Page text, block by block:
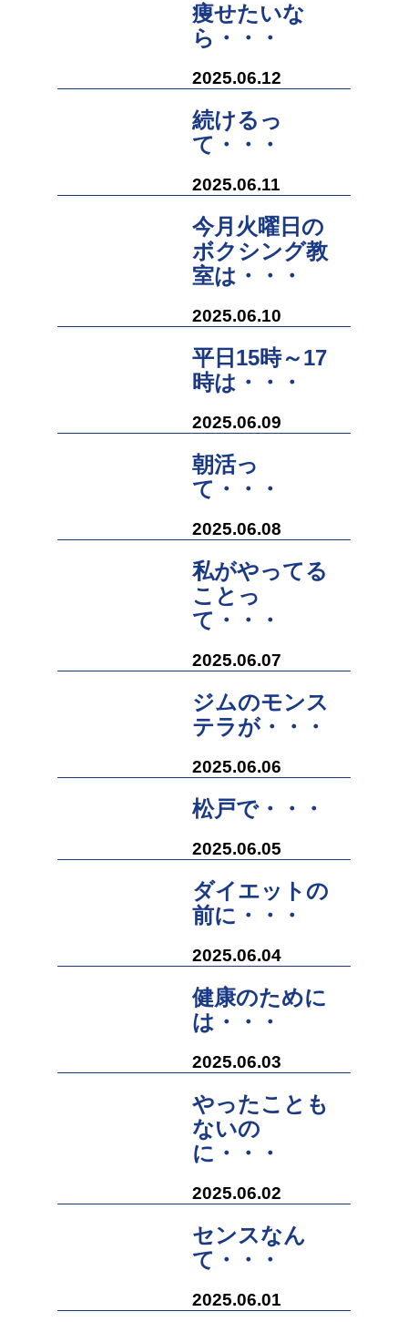
痩せたいな
ら・・・
2025.06.12
続けるっ
て・・・
2025.06.11
今月火曜日の
ボクシング教
室は・・・
2025.06.10
平日15時～17
時は・・・
2025.06.09
朝活っ
て・・・
2025.06.08
私がやってる
ことっ
て・・・
2025.06.07
ジムのモンス
テラが・・・
2025.06.06
松戸で・・・
2025.06.05
ダイエットの
前に・・・
2025.06.04
健康のために
は・・・
2025.06.03
やったことも
ないの
に・・・
2025.06.02
センスなん
て・・・
2025.06.01